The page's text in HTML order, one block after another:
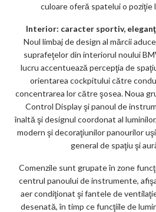
culoare oferă spatelui o poziţie
Interior: caracter sportiv,
Noul limbaj de design al mărcii
suprafeţelor din interiorul noului
lucru accentuează percepţia de
orientarea cockpitului către
concentrarea lor către şosea. Noua
Control Display şi panoul de
înaltă şi designul coordonat al
modern şi decoraţiunilor panourilor
general de spaţiu şi
Comenzile sunt grupate în zone
centrul panoului de instrumente,
aer condiţionat şi fantele de
desenată, în timp ce funcţiile de